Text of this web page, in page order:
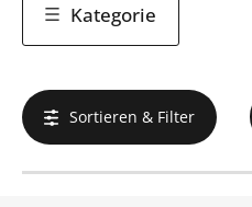
Kategorie
Sortieren & Filter